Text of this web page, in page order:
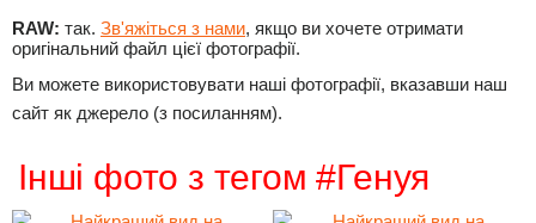
RAW: так. Зв'яжіться з нами, якщо ви хочете отримати
оригінальний файл цієї фотографії.
Ви можете використовувати наші фотографії, вказавши наш
сайт як джерело (з посиланням).
Інші фото з тегом #Генуя